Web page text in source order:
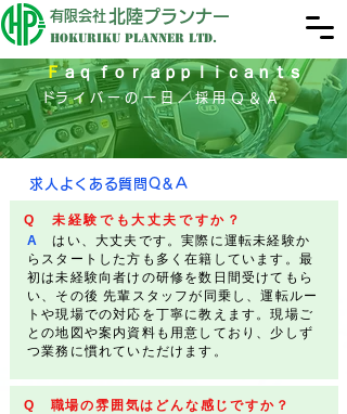
北陸プランナー
有限会社
Hokuriku Planner LTD.
Ｆａｑ ｆｏｒ ａｐｐｌｉｃａｎｔｓ
​ドライバーの一日／採用Ｑ＆Ａ
求人よくある質問Q＆A
Q 未経験でも大丈夫ですか？
Aはい、大丈夫です。実際に運転未経験か
らスタートした方も多く在籍しています。最
初は未経験向者けの研修を数日間受けてもら
い、その後 先輩スタッフが同乗し、運転ルー
トや現場での対応を丁寧に教えます。現場ご
との地図や案内資料も用意しており、少しず
つ業務に慣れていただけます。
Q 職場の雰囲気はどんな感じですか？